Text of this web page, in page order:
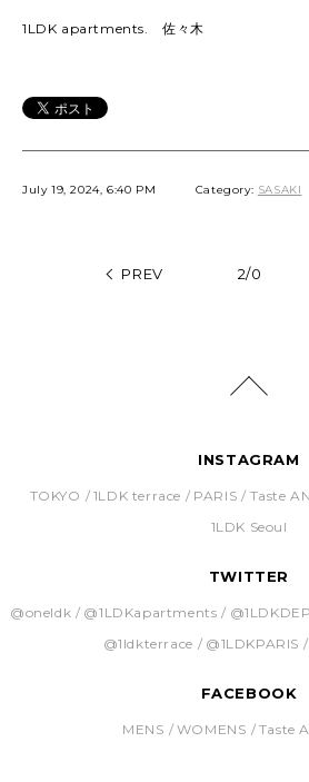
1LDK apartments. 佐々木
July 19, 2024, 6:40 PM Category: SASAKI
PREV 2/0
INSTAGRAM
TOKYO 1LDK terrace PARIS Taste
1LDK Seoul
TWITTER
@oneldk @1LDKapartments
@1ldkterrace
@1LDKPARIS
FACEBOOK
MENS WOMENS Taste